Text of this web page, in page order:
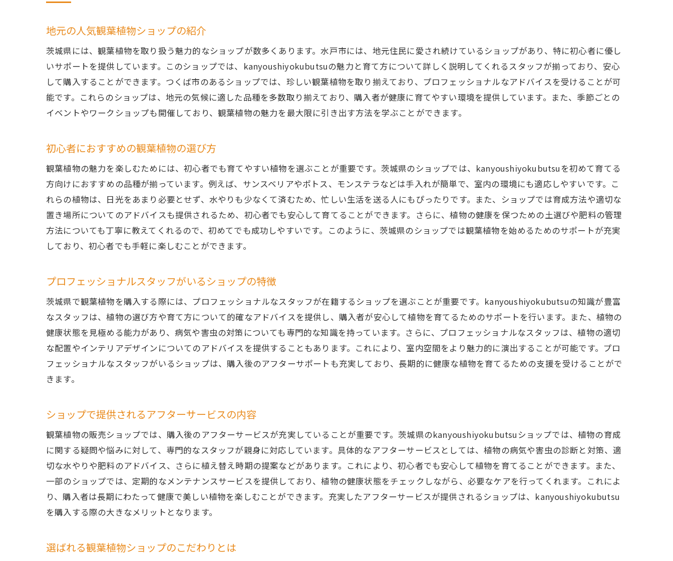
水戸市の気候に合った植物の育て方
水戸市のショップが提供する育成アドバイス
地元特有の観葉植物を取り扱うショップ
水戸市で見つけるユニークな観葉植物
つくば市の専門ショップで手に入れる健康な観葉植物
健康な観葉植物を選ぶポイント
つくば市で手に入る珍しい観葉植物
専門ショップのスタッフが教える育て方
つくば市のショップで提供されるサービス
つくば市の特色を活かした観葉植物選び
初心者でも安心茨城県の観葉植物ショップが教える育て方
簡単に育てられる観葉植物の紹介
初心者におすすめの観葉植物の種類
茨城県のショップで提供される育成サポート
初心者が気をつけるべきポイント
観葉植物とインテリアのコーディネートを楽しむ茨城県内のショップ
茨城県のショップが提案するインテリアアイデア
観葉植物と植木鉢のコーディネート
インテリアに合う観葉植物の育て方
ショップが提供するコーディネートサービス
地元の気候に合った観葉植物を選ぶためのショップガイド
茨城県の気候に適した観葉植物の種類
ショップで教えてもらえる育成アドバイス
地元の人気観葉植物ショップの紹介
茨城県には、観葉植物を取り扱う魅力的なショップが数多くあります。水戸市には、地元住民に愛され続けているショップがあり、特に初心者に優し
いサポートを提供しています。このショップでは、kanyoushiyokubutsuの魅力と育て方について詳しく説明してくれるスタッフが揃っており、安心
して購入することができます。つくば市のあるショップでは、珍しい観葉植物を取り揃えており、プロフェッショナルなアドバイスを受けることが可
能です。これらのショップは、地元の気候に適した品種を多数取り揃えており、購入者が健康に育てやすい環境を提供しています。また、季節ごとの
イベントやワークショップも開催しており、観葉植物の魅力を最大限に引き出す方法を学ぶことができます。
初心者におすすめの観葉植物の選び方
観葉植物の魅力を楽しむためには、初心者でも育てやすい植物を選ぶことが重要です。茨城県のショップでは、kanyoushiyokubutsuを初めて育てる
方向けにおすすめの品種が揃っています。例えば、サンスベリアやポトス、モンステラなどは手入れが簡単で、室内の環境にも適応しやすいです。こ
れらの植物は、日光をあまり必要とせず、水やりも少なくて済むため、忙しい生活を送る人にもぴったりです。また、ショップでは育成方法や適切な
置き場所についてのアドバイスも提供されるため、初心者でも安心して育てることができます。さらに、植物の健康を保つための土選びや肥料の管理
方法についても丁寧に教えてくれるので、初めてでも成功しやすいです。このように、茨城県のショップでは観葉植物を始めるためのサポートが充実
しており、初心者でも手軽に楽しむことができます。
プロフェッショナルスタッフがいるショップの特徴
茨城県で観葉植物を購入する際には、プロフェッショナルなスタッフが在籍するショップを選ぶことが重要です。kanyoushiyokubutsuの知識が豊富
なスタッフは、植物の選び方や育て方について的確なアドバイスを提供し、購入者が安心して植物を育てるためのサポートを行います。また、植物の
健康状態を見極める能力があり、病気や害虫の対策についても専門的な知識を持っています。さらに、プロフェッショナルなスタッフは、植物の適切
な配置やインテリアデザインについてのアドバイスを提供することもあります。これにより、室内空間をより魅力的に演出することが可能です。プロ
フェッショナルなスタッフがいるショップは、購入後のアフターサポートも充実しており、長期的に健康な植物を育てるための支援を受けることがで
きます。
ショップで提供されるアフターサービスの内容
観葉植物の販売ショップでは、購入後のアフターサービスが充実していることが重要です。茨城県のkanyoushiyokubutsuショップでは、植物の育成
に関する疑問や悩みに対して、専門的なスタッフが親身に対応しています。具体的なアフターサービスとしては、植物の病気や害虫の診断と対策、適
切な水やりや肥料のアドバイス、さらに植え替え時期の提案などがあります。これにより、初心者でも安心して植物を育てることができます。また、
一部のショップでは、定期的なメンテナンスサービスを提供しており、植物の健康状態をチェックしながら、必要なケアを行ってくれます。これによ
り、購入者は長期にわたって健康で美しい植物を楽しむことができます。充実したアフターサービスが提供されるショップは、kanyoushiyokubutsu
を購入する際の大きなメリットとなります。
選ばれる観葉植物ショップのこだわりとは